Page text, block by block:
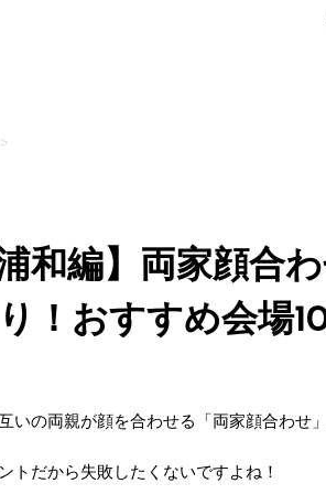
>
和編】両家顔合
！おすすめ会場
いの両親が顔を合わせる「両家顔合わせ」
トだから失敗したくないですよね！